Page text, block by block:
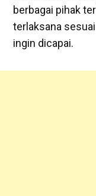
berbagai pihak
terlaksana
ingin dicapai.